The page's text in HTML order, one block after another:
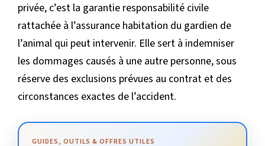
privée, c’est la garantie responsabilité civile
rattachée à l’assurance habitation du gardien de
l’animal qui peut intervenir. Elle sert à indemniser
les dommages causés à une autre personne, sous
réserve des exclusions prévues au contrat et des
circonstances exactes de l’accident.
GUIDES, OUTILS & OFFRES UTILES